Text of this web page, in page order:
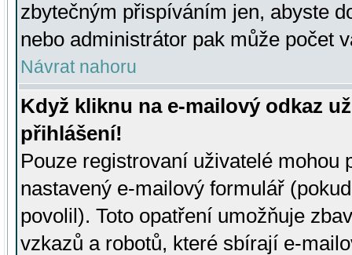
zbytečným přispíváním jen, abyste
nebo administrátor pak může počet
Návrat nahoru
Když kliknu na e-mailový odkaz
přihlášení!
Pouze registrovaní uživatelé mohou
nastavený e-mailový formulář
povolil). Toto opatření umožňuje
vzkazů a robotů, které sbírají e-